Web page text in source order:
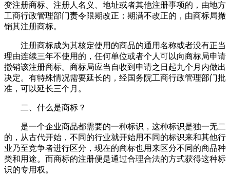
变注册商标、注册人名义、地址或者其他注册事项的，由地方
工商行政管理部门责令限期改正；期满不改正的，由商标局撤
销其注册商标。
注册商标成为其核定使用的商品的通用名称或者没有正当
理由连续三年不使用的，任何单位或者个人可以向商标局申请
撤销该注册商标。商标局应当自收到申请之日起九个月内做出
决定。有特殊情况需要延长的，经国务院工商行政管理部门批
准，可以延长三个月。
二、什么是商标？
是一个企业商品都需要的一种标识，这种标识是独一无二
的，从古代开始，不同的行业就开始用不同的标识来和其他行
业乃至竞争者进行区分，现在的商标也用来区分不同的商品种
类和用途。而商标的注册便是通过合理合法的方式获得这种标
识的专用权。